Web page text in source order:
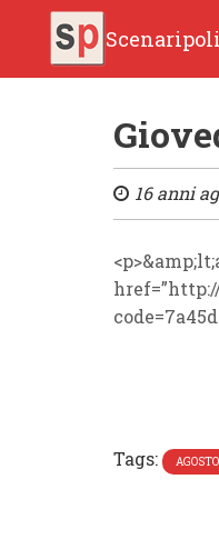
16 anni
Tags: AGOSTO